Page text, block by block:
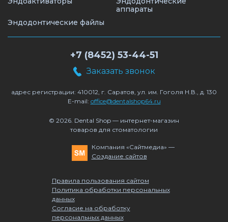
аппараты
Эндодонтические файлы
+7 (8452) 53-44-51
Заказать звонок
адрес регистрации: 410012, г. Саратов, ул. им. Гоголя Н.В., д. 130
E-mail: office@dentalshop64.ru
© 2026. Dental Shop — интернет-магазин
товаров для стоматологии
Компания «Сайтмедиа» —
Создание сайтов
Правила пользования сайтом
Политика обработки персональных
данных
Согласие на обработку
персональных данных